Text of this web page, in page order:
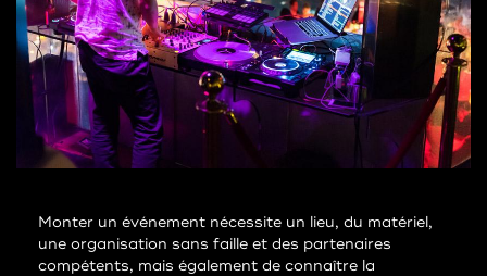
Monter un événement nécessite un lieu, du matériel,
une organisation sans faille et des partenaires
compétents, mais également de connaître la